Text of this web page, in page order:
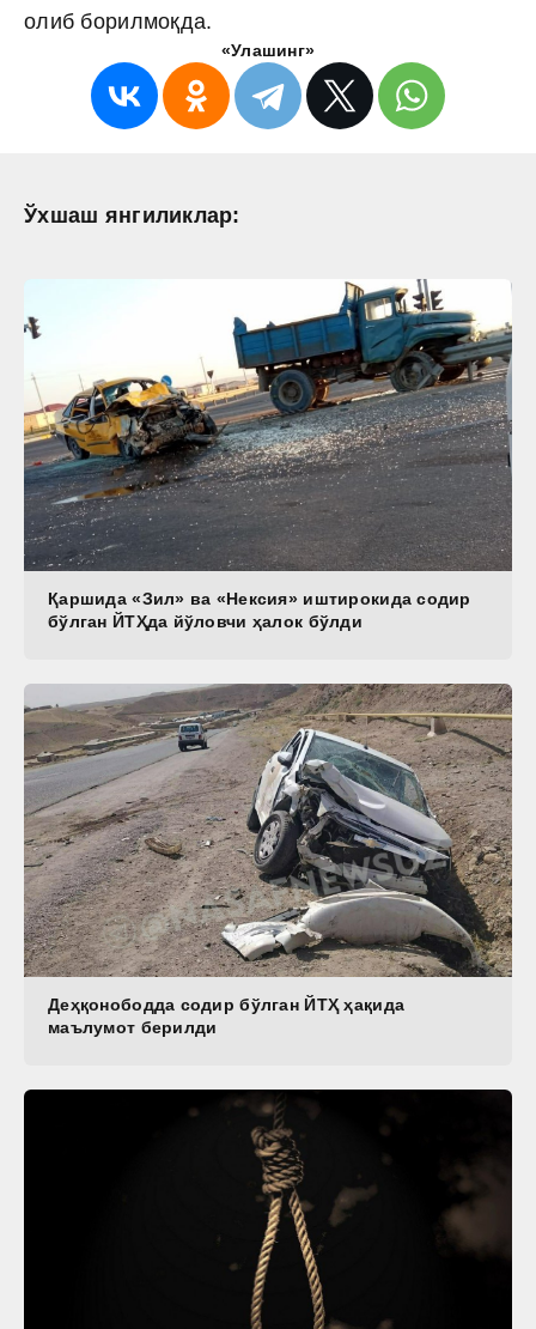
олиб борилмоқда.
«Улашинг»
Ўхшаш янгиликлар:
Қаршида «Зил» ва «Нексия» иштирокида содир
бўлган ЙТҲда йўловчи ҳалок бўлди
Деҳқонободда содир бўлган ЙТҲ ҳақида
маълумот берилди